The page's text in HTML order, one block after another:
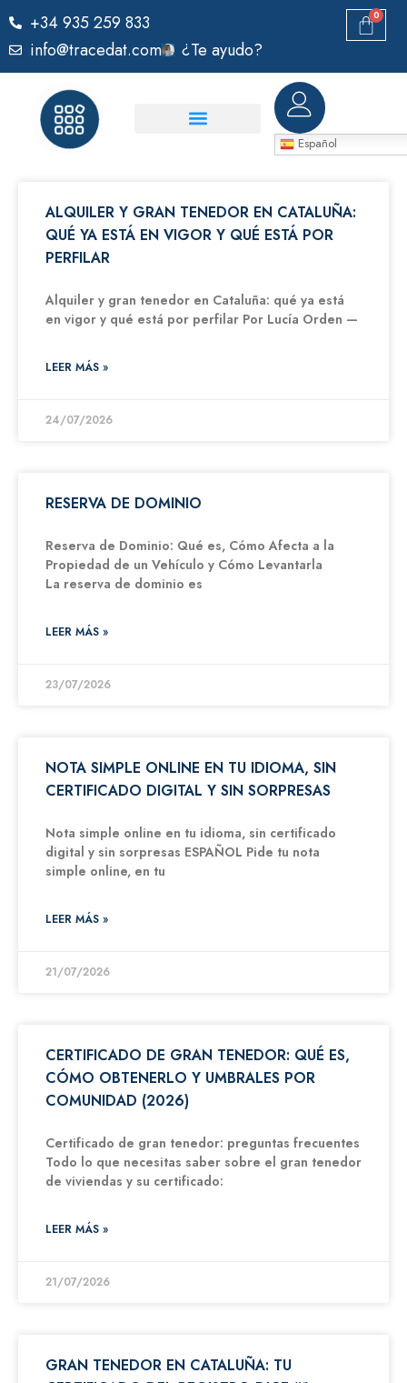
+34 935 259 833
info@tracedat.com
¿Te ayudo?
0
Español
ALQUILER Y GRAN TENEDOR EN CATALUÑA:
QUÉ YA ESTÁ EN VIGOR Y QUÉ ESTÁ POR
PERFILAR
Alquiler y gran tenedor en Cataluña: qué ya está
en vigor y qué está por perfilar Por Lucía Orden —
LEER MÁS »
24/07/2026
RESERVA DE DOMINIO
Reserva de Dominio: Qué es, Cómo Afecta a la
Propiedad de un Vehículo y Cómo Levantarla
La reserva de dominio es
LEER MÁS »
23/07/2026
NOTA SIMPLE ONLINE EN TU IDIOMA, SIN
CERTIFICADO DIGITAL Y SIN SORPRESAS
Nota simple online en tu idioma, sin certificado
digital y sin sorpresas ESPAÑOL Pide tu nota
simple online, en tu
LEER MÁS »
21/07/2026
CERTIFICADO DE GRAN TENEDOR: QUÉ ES,
CÓMO OBTENERLO Y UMBRALES POR
COMUNIDAD (2026)
Certificado de gran tenedor: preguntas frecuentes
Todo lo que necesitas saber sobre el gran tenedor
de viviendas y su certificado:
LEER MÁS »
21/07/2026
GRAN TENEDOR EN CATALUÑA: TU